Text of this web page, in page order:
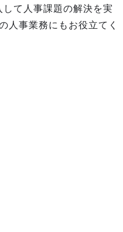
て人事課題の解決を実
人事業務にもお役立てく